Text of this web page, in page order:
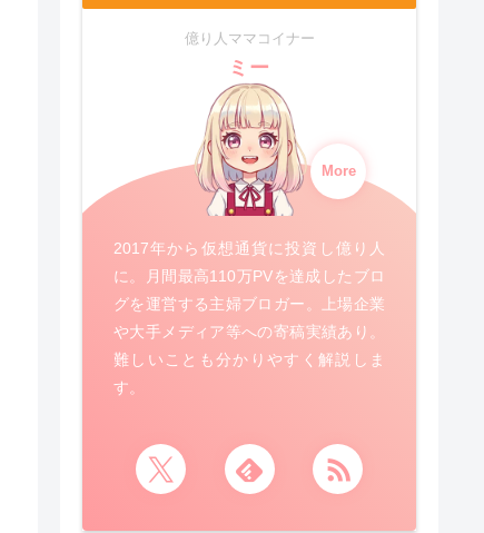
億り人ママコイナー
ミー
More
2017年から仮想通貨に投資し億り人
に。月間最高110万PVを達成したブロ
グを運営する主婦ブロガー。上場企業
や大手メディア等への寄稿実績あり。
難しいことも分かりやすく解説しま
す。